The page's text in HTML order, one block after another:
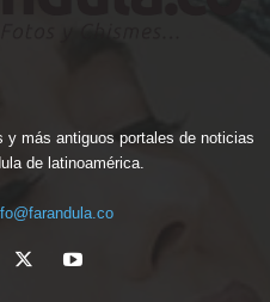
y más antiguos portales de noticias
de latinoamérica.